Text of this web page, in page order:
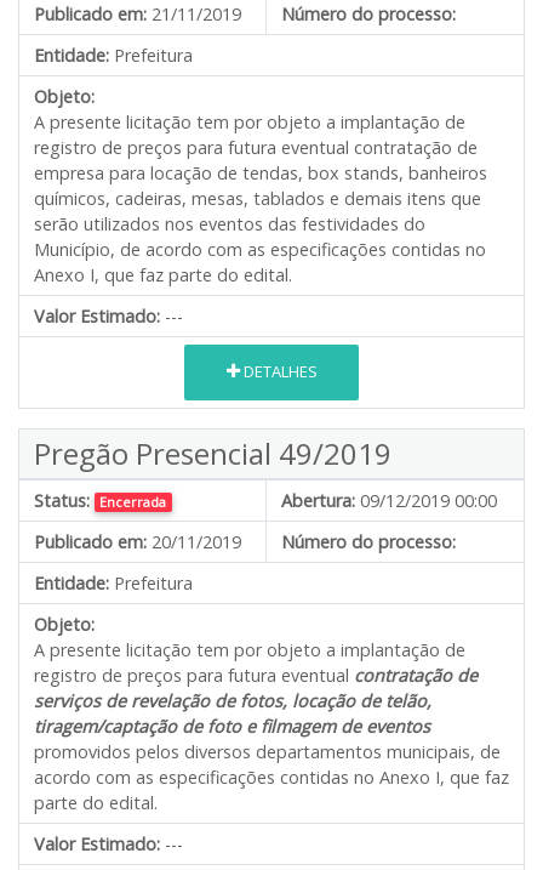
Publicado em: 21/11/2019
Número do processo:
Entidade: Prefeitura
Objeto:
A presente licitação tem por objeto a implantação de
registro de preços para futura eventual contratação de
empresa para locação de tendas, box stands, banheiros
químicos, cadeiras, mesas, tablados e demais itens que
serão utilizados nos eventos das festividades do
Município, de acordo com as especificações contidas no
Anexo I, que faz parte do edital.
Valor Estimado: ---
DETALHES
Pregão Presencial 49/2019
Status: Encerrada Abertura: 09/12/2019 00:00
Publicado em: 20/11/2019
Número do processo:
Entidade: Prefeitura
Objeto:
A presente licitação tem por objeto a implantação de
registro de preços para futura eventual contratação de
serviços de revelação de fotos, locação de telão,
tiragem/captação de foto e filmagem de eventos
promovidos pelos diversos departamentos municipais, de
acordo com as especificações contidas no Anexo I, que faz
parte do edital.
Valor Estimado: ---